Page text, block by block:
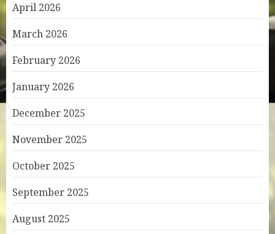
April 2026
March 2026
February 2026
January 2026
December 2025
November 2025
October 2025
September 2025
August 2025